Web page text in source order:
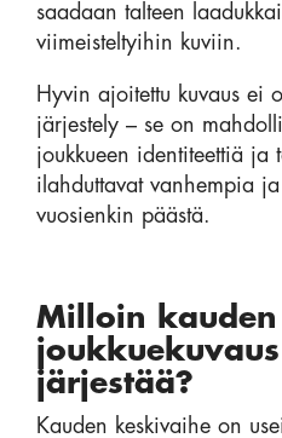
saadaan talteen
viimeisteltyihin kuviin.
Hyvin ajoitettu kuvaus ei
järjestely – se on
joukkueen identiteettiä ja
ilahduttavat vanhempia
vuosienkin päästä.
Milloin
järjestää?
Kauden keskivaihe on